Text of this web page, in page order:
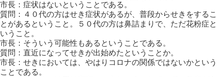
市長：症状はないということである。
質問：４０代の方はせき症状があるが、普段からせきをするこ
とがあるということ。５０代の方は鼻詰まりで、ただ花粉症と
いうこと。
市長：そういう可能性もあるということである。
質問：直近になってせきが出始めたということか。
市長：せきにおいては、やはりコロナの関係ではないかという
ことである。